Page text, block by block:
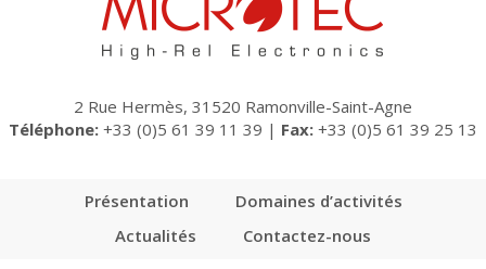
2 Rue Hermès, 31520 Ramonville-Saint-Agne
Téléphone: +33 (0)5 61 39 11 39 | Fax: +33 (0)5 61 39 25 13
Présentation
Domaines d’activités
Actualités
Contactez-nous